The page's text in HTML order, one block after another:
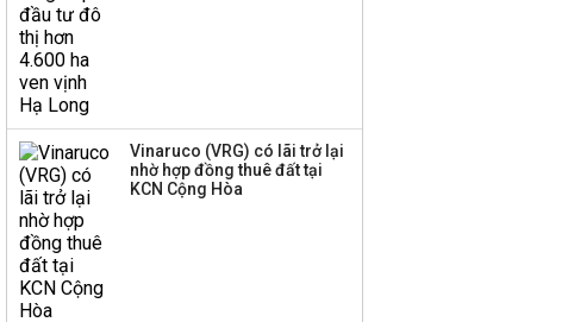
hàng
Dự án Sheraton Phú
Vinaruco (VRG) có lãi trở lại
nhờ hợp đồng thuê đất tại
KCN Cộng Hòa